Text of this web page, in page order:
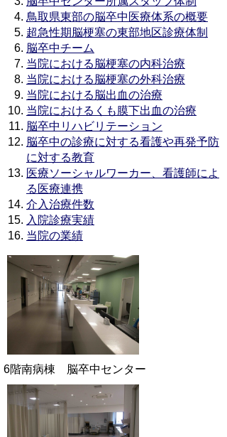
鳥取県東部の脳卒中医療体系の概要
超急性期脳梗塞の東部地区診療体制
脳卒中チーム
当院における脳梗塞の内科治療
当院における脳梗塞の外科治療
当院における脳出血の治療
当院におけるくも膜下出血の治療
脳卒中リハビリテーション
脳卒中の診療に対する看護や再発予防
に対する教育
医療ソーシャルワーカー、看護師によ
る医療連携
介入治療件数
入院診療実績
当院の業績
6階南病棟 脳卒中センター